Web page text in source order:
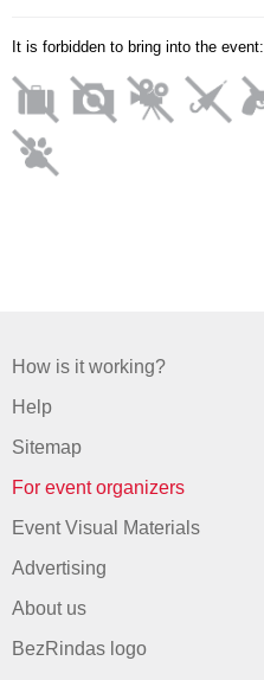
It is forbidden to bring into the event:
How is it working?
Help
Sitemap
For event organizers
Event Visual Materials
Advertising
About us
BezRindas logo